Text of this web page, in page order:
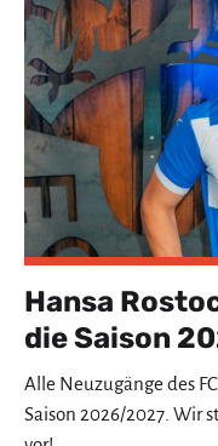
Hansa
die Saison
Alle Neuzugänge des
Saison 2026/2027. Wir